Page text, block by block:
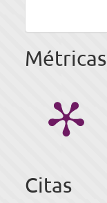
Métricas
Citas